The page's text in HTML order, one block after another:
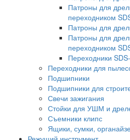
Патроны для
переходником
Патроны для
Патроны для
переходником
Переходники
Переходники для
Подшипники
Подшипники для
Свечи зажигания
Стойки для УШМ и
Съемники клипс
Ящики, сумки,